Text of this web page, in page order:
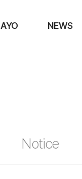
AYO NEWS
Notice